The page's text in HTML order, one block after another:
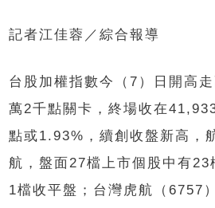
記者江佳蓉／綜合報導
台股加權指數今（7）日開高
萬2千點關卡，終場收在
點或1.93%，續創收盤新高，
航，盤面27檔上市個股中有23
1檔收平盤；台灣虎航（6757